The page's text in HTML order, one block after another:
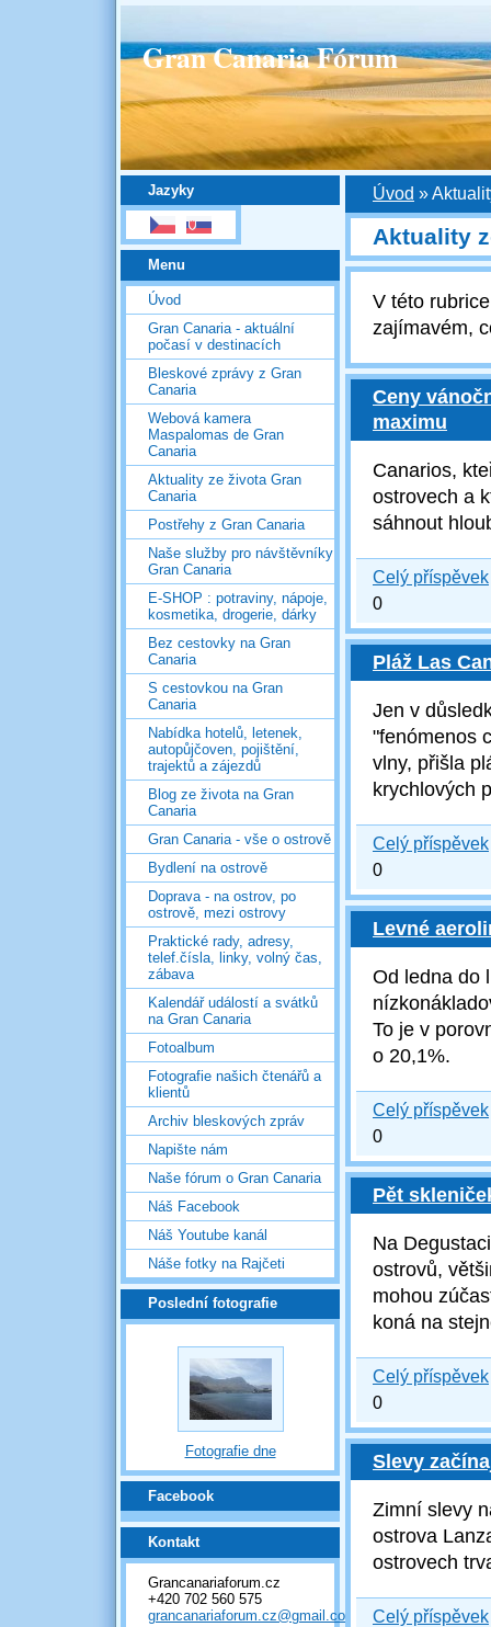
Gran Canaria Fórum
Jazyky
Menu
Úvod
Gran Canaria - aktuální
počasí v destinacích
Bleskové zprávy z Gran
Canaria
Webová kamera
Maspalomas de Gran
Canaria
Aktuality ze života Gran
Canaria
Postřehy z Gran Canaria
Naše služby pro návštěvníky
Gran Canaria
E-SHOP : potraviny, nápoje,
kosmetika, drogerie, dárky
Bez cestovky na Gran
Canaria
S cestovkou na Gran
Canaria
Nabídka hotelů, letenek,
autopůjčoven, pojištění,
trajektů a zájezdů
Blog ze života na Gran
Canaria
Gran Canaria - vše o ostrově
Bydlení na ostrově
Doprava - na ostrov, po
ostrově, mezi ostrovy
Praktické rady, adresy,
telef.čísla, linky, volný čas,
zábava
Kalendář událostí a svátků
na Gran Canaria
Fotoalbum
Fotografie našich čtenářů a
klientů
Archiv bleskových zpráv
Napište nám
Naše fórum o Gran Canaria
Náš Facebook
Náš Youtube kanál
Náše fotky na Rajčeti
Poslední fotografie
Fotografie dne
Facebook
Kontakt
Grancanariaforum.cz
+420 702 560 575
grancanariaforum.cz@gmail.com
Úvod »
Aktuality
V této
zajímavém,
Ceny
maximu
Canarios,
ostrovech a
sáhnout
Celý příspěvek
0
Pláž Las
Jen v
"fenómenos
vlny, přišla
krychlových
Celý příspěvek
0
Levné
Od ledna do
To je v
o 20,1%.
Celý příspěvek
0
Pět
Na
ostrovů,
mohou
koná na
Celý příspěvek
0
Slevy
Zimní slevy
ostrova
ostrovech
Celý příspěvek